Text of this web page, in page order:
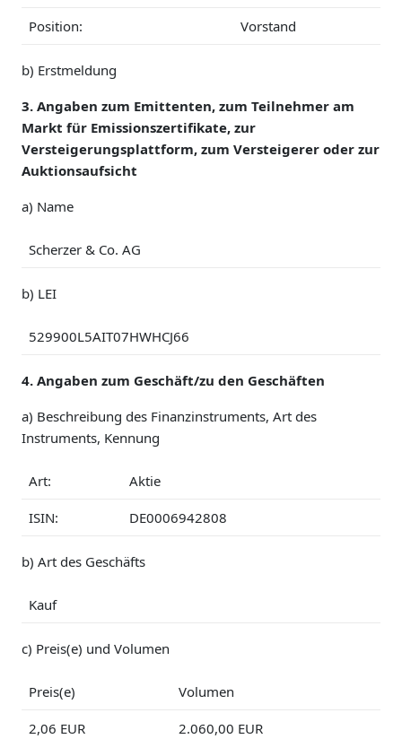
Position: Vorstand
b) Erstmeldung
3. Angaben zum Emittenten, zum Teilnehmer am
Markt für Emissionszertifikate, zur
Versteigerungsplattform, zum Versteigerer oder zur
Auktionsaufsicht
a) Name
Scherzer & Co. AG
b) LEI
529900L5AIT07HWHCJ66
4. Angaben zum Geschäft/zu den Geschäften
a) Beschreibung des Finanzinstruments, Art des
Instruments, Kennung
Art: Aktie
ISIN: DE0006942808
b) Art des Geschäfts
Kauf
c) Preis(e) und Volumen
Preis(e) Volumen
2,06 EUR 2.060,00 EUR